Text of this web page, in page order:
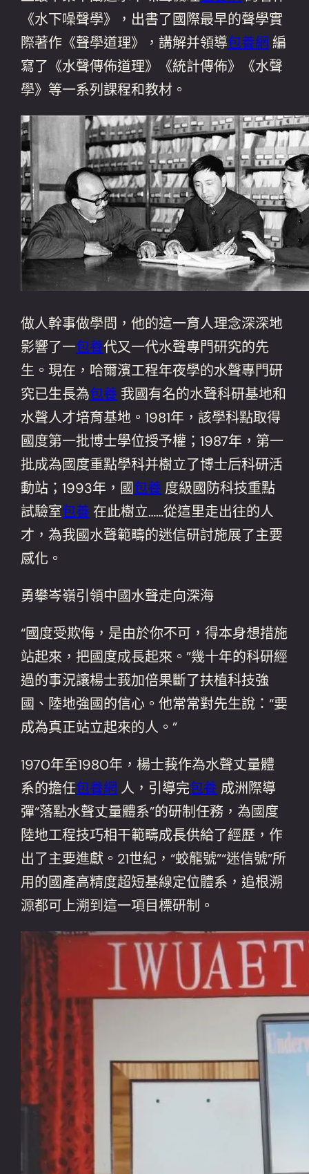
《水下噪聲學》，出書了國際最早的聲學實
際著作《聲學道理》，講解并領導包養網 編
寫了《水聲傳佈道理》《統計傳佈》《水聲
學》等一系列課程和教材。
做人幹事做學問，他的這一育人理念深深地
影響了一包養代又一代水聲專門研究的先
生。現在，哈爾濱工程年夜學的水聲專門研
究已生長為包養 我國有名的水聲科研基地和
水聲人才培育基地。1981年，該學科點取得
國度第一批博士學位授予權；1987年，第一
批成為國度重點學科并樹立了博士后科研活
動站；1993年，國包養 度級國防科技重點
試驗室包養 在此樹立……從這里走出往的人
才，為我國水聲範疇的迷信研討施展了主要
感化。
勇攀岑嶺引領中國水聲走向深海
“國度受欺侮，是由於你不可，得本身想措施
站起來，把國度成長起來。”幾十年的科研經
過的事況讓楊士莪加倍果斷了扶植科技強
國、陸地強國的信心。他常常對先生說：“要
成為真正站立起來的人。”
1970年至1980年，楊士莪作為水聲丈量體
系的擔任包養網 人，引導完包養 成洲際導
彈“落點水聲丈量體系”的研制任務，為國度
陸地工程技巧相干範疇成長供給了經歷，作
出了主要進獻。21世紀，“蛟龍號”“迷信號”所
用的國產高精度超短基線定位體系，追根溯
源都可上溯到這一項目標研制。